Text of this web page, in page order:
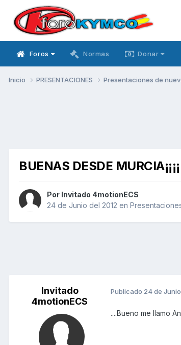
Foros Normas Donar
Inicio PRESENTACIONES Presentaciones de
BUENAS DESDE MURCIA¡¡¡¡
Por Invitado 4motionECS
24 de Junio del 2012 en
Invitado
4motionECS
Publicado 24 de
....Bueno me llamo